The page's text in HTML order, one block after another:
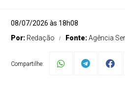
08/07/2026 às 18h08
Por: Redação Fonte:Agência
Compartilhe: